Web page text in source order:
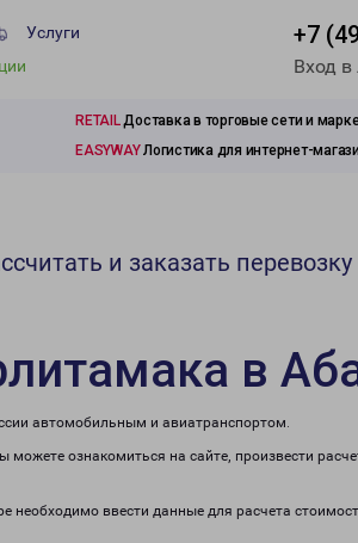
Услуги
+7
Вход
RETAILДоставка в торговые сети и
EASYWAYЛогистика для интернет-
и заказать перевозку
в
автомобильным и авиатранспортом.
ознакомиться на сайте, произвести
необходимо ввести данные для расчета